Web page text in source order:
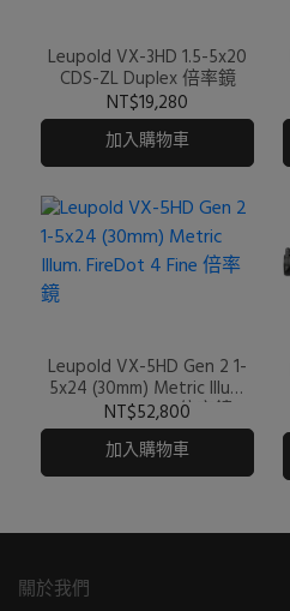
Leupold VX-3HD 1.5-5x20
CDS-ZL Duplex 倍率鏡
NT$19,280
加入購物車
Leupold VX-5HD Gen 2 1-
5x24 (30mm) Metric Illum.
FireDot 4 Fine 倍率鏡
NT$52,800
加入購物車
關於我們